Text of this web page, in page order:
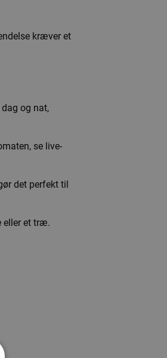
kræver et
og nat,
se live-
det perfekt til
eller et træ.